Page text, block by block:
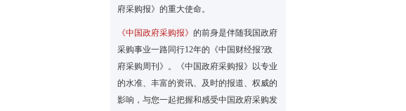
府采购报》的重大使命。
《中国政府采购报》 的前身是伴随我国政府
采购事业一路同行12年的《中国财经报?政
府采购周刊》。《中国政府采购报》以专业
的水准、丰富的资讯、及时的报道、权威的
影响，与您一起把握和感受中国政府采购发